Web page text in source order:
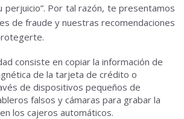
Por tal razón, te presentamos
de fraude y nuestras recomendaciones
consiste en copiar la información de
de la tarjeta de crédito o
de dispositivos pequeños de
falsos y cámaras para grabar la
los cajeros automáticos.